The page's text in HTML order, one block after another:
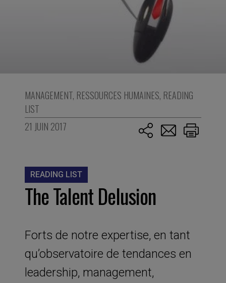
MANAGEMENT, RESSOURCES HUMAINES, READING
LIST
21 JUIN 2017
READING LIST
The Talent Delusion
Forts de notre expertise, en tant
qu’observatoire de tendances en
leadership, management,